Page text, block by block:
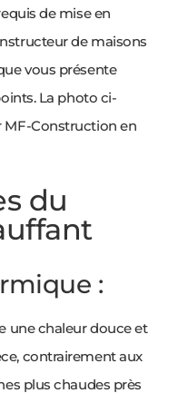
de mise en
de maisons
vous présente
La photo ci-
MF-Construction en
du
:
une chaleur douce et
contrairement aux
plus chaudes près